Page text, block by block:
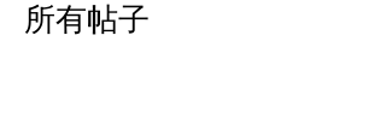
所有帖子